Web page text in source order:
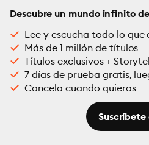
Descubre un mundo infinito
Lee y escucha todo lo que
Más de 1 millón de títulos
Títulos exclusivos +
7 días de prueba gratis,
Cancela cuando quieras
Suscríbete